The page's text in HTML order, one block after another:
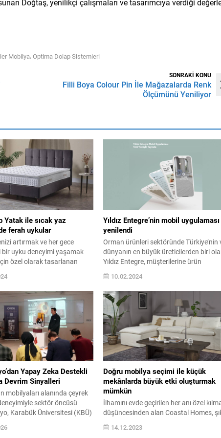
Doğtaş, yenilikçi çalışmaları ve tasarımcıya verdiği
Mobilya, Optima Dolap Sistemleri
SONRAKİ KONU
Filli Boya Colour Pin İle Mağazalarda Renk
Ölçümünü Yeniliyor
Yatak ile sıcak yaz
ferah uykular
artırmak ve her gece
uyku deneyimi yaşamak
özel olarak tasarlanan
Max Sleep yatak modeli,
ve yenilikçi
ile öne çıkıyor. Vücudun doğal
uyum sağlayan
Sleep yatak modeli, sırt,
desteği sunarak olası
engellenmesine...
Yıldız Entegre’nin mobil uygulaması
yenilendi
Orman ürünleri sektöründe Türkiye’nin
dünyanın en büyük üreticilerden biri
Yıldız Entegre, müşterilerine ürün
tercihinde büyük kolaylık sağlayan
uygulamasını yeniledi. Uygulamaya
eklenen interaktif özellikler
ürünleri sanal ortamda deneme,
mekansal bütünlüğü görselleştirme ve
kişisel tercihlerine uygun seçenekler
sunma konusunda büyük avantaj
sağlıyor. Yıldız Entegre, müşterileri ve
tüm...
10.02.2024
Yapay Zeka Destekli
Devrim Sinyalleri
mobilyaları alanında çeyrek
sektör öncüsü
Karabük Üniversitesi (KBÜ)
akademi ve sanayi
güçlendiren iş birliği
Doğru mobilya seçimi ile küçük
mekânlarda büyük etki oluşturmak
mümkün
İlhamını evde geçirilen her anı özel
düşüncesinden alan Coastal Homes,
işlevsel ve konforlu yaşam alanları
yaratmak için mekâna özel çözümler
14.12.2023